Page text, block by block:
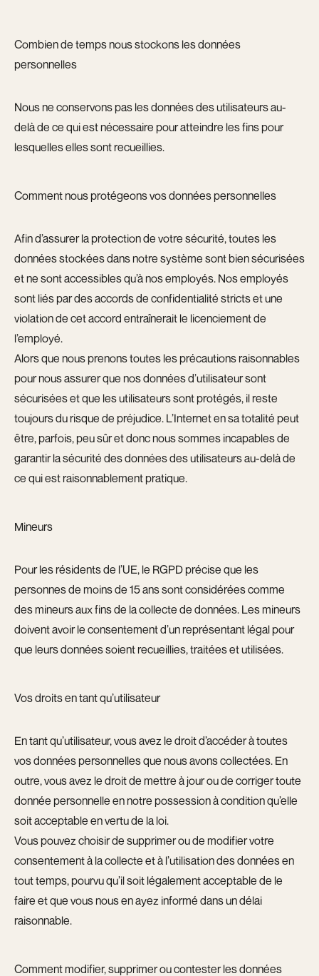
Combien de temps nous stockons les données
personnelles
Nous ne conservons pas les données des utilisateurs au-
delà de ce qui est nécessaire pour atteindre les fins pour
lesquelles elles sont recueillies.
Comment nous protégeons vos données personnelles
Afin d’assurer la protection de votre sécurité, toutes les
données stockées dans notre système sont bien sécurisées
et ne sont accessibles qu’à nos employés. Nos employés
sont liés par des accords de confidentialité stricts et une
violation de cet accord entraînerait le licenciement de
l’employé.
Alors que nous prenons toutes les précautions raisonnables
pour nous assurer que nos données d’utilisateur sont
sécurisées et que les utilisateurs sont protégés, il reste
toujours du risque de préjudice. L’Internet en sa totalité peut
être, parfois, peu sûr et donc nous sommes incapables de
garantir la sécurité des données des utilisateurs au-delà de
ce qui est raisonnablement pratique.
Mineurs
Pour les résidents de l’UE, le RGPD précise que les
personnes de moins de 15 ans sont considérées comme
des mineurs aux fins de la collecte de données. Les mineurs
doivent avoir le consentement d’un représentant légal pour
que leurs données soient recueillies, traitées et utilisées.
Vos droits en tant qu’utilisateur
En tant qu’utilisateur, vous avez le droit d’accéder à toutes
vos données personnelles que nous avons collectées. En
outre, vous avez le droit de mettre à jour ou de corriger toute
donnée personnelle en notre possession à condition qu’elle
soit acceptable en vertu de la loi.
Vous pouvez choisir de supprimer ou de modifier votre
consentement à la collecte et à l’utilisation des données en
tout temps, pourvu qu’il soit légalement acceptable de le
faire et que vous nous en ayez informé dans un délai
raisonnable.
Comment modifier, supprimer ou contester les données